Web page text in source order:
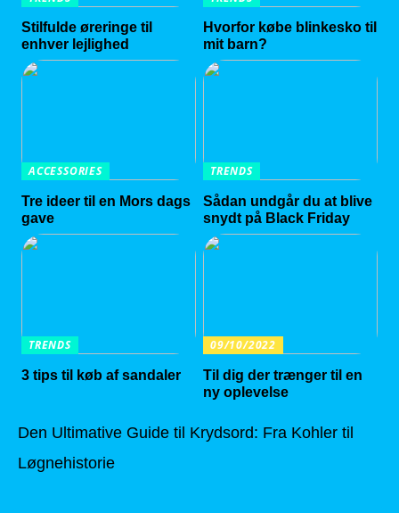
Stilfulde øreringe til
enhver lejlighed
Hvorfor købe blinkesko til
mit barn?
ACCESSORIES
Tre ideer til en Mors dags
gave
TRENDS
Sådan undgår du at blive
snydt på Black Friday
TRENDS
3 tips til køb af sandaler
09/10/2022
Til dig der trænger til en
ny oplevelse
Den Ultimative Guide til Krydsord: Fra Kohler til
Løgnehistorie